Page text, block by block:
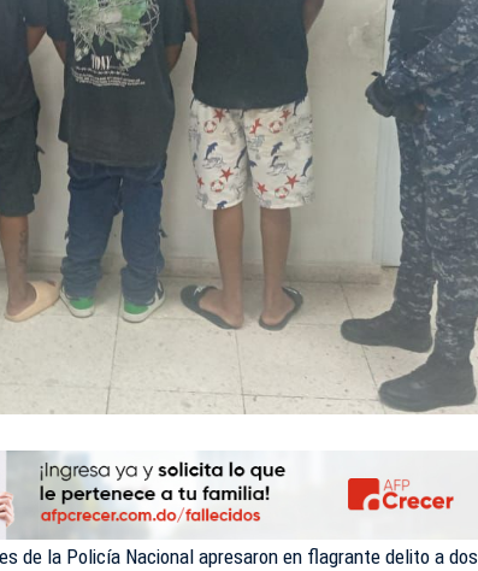
de la Policía Nacional apresaron en flagrante delito a dos